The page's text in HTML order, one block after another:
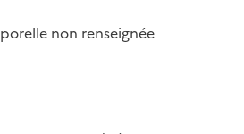
non renseignée